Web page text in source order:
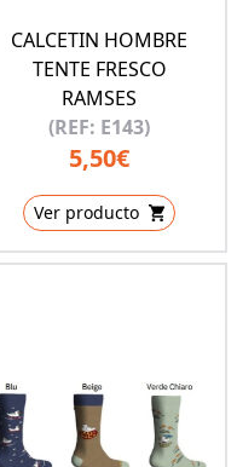
CALCETIN HOMBRE
TENTE FRESCO
RAMSES
(REF: E143)
5,50€
Ver producto